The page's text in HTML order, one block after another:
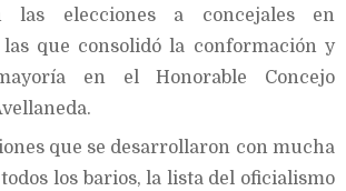
las elecciones a concejales en
que consolidó la conformación y
en el Honorable Concejo
que se desarrollaron con mucha
los barios, la lista del oficialismo